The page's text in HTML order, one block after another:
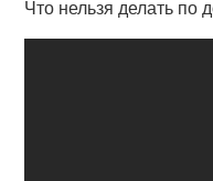
Что нельзя делать по